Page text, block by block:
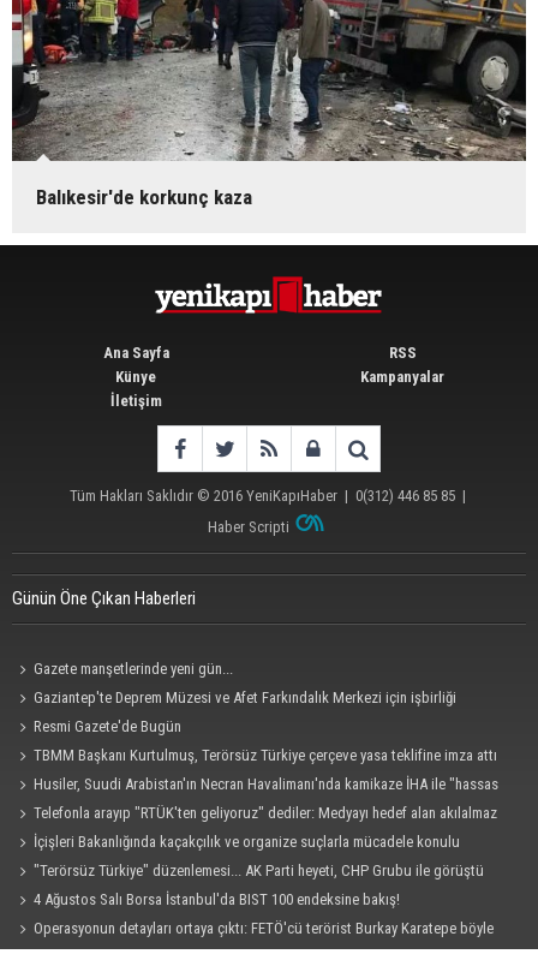
Balıkesir'de korkunç kaza
Ana Sayfa
Künye
İletişim
RSS
Kampanyalar
Tüm Hakları Saklıdır © 2016 YeniKapıHaber| 0(312) 446 85 85|
Haber Scripti
Günün Öne Çıkan Haberleri
Gazete manşetlerinde yeni gün...
Gaziantep'te Deprem Müzesi ve Afet Farkındalık Merkezi için işbirliği
protokolü imzalandı
Resmi Gazete'de Bugün
TBMM Başkanı Kurtulmuş, Terörsüz Türkiye çerçeve yasa teklifine imza attı
Husiler, Suudi Arabistan'ın Necran Havalimanı'nda kamikaze İHA ile "hassas
bir hedefi" vurduklarını açıkladı
Telefonla arayıp "RTÜK'ten geliyoruz" dediler: Medyayı hedef alan akılalmaz
tuzak ifşa oldu
İçişleri Bakanlığında kaçakçılık ve organize suçlarla mücadele konulu
güvenlik toplantısı yapıldı
"Terörsüz Türkiye" düzenlemesi... AK Parti heyeti, CHP Grubu ile görüştü
4 Ağustos Salı Borsa İstanbul'da BIST 100 endeksine bakış!
Operasyonun detayları ortaya çıktı: FETÖ'cü terörist Burkay Karatepe böyle